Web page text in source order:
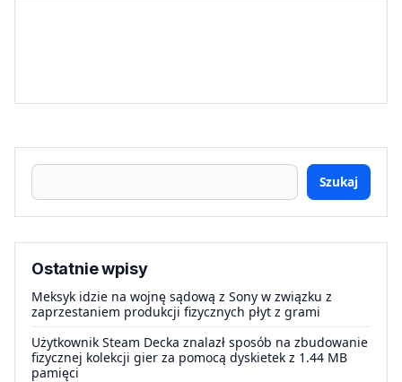
Szukaj
Ostatnie wpisy
Meksyk idzie na wojnę sądową z Sony w związku z
zaprzestaniem produkcji fizycznych płyt z grami
Użytkownik Steam Decka znalazł sposób na zbudowanie
fizycznej kolekcji gier za pomocą dyskietek z 1.44 MB
pamięci